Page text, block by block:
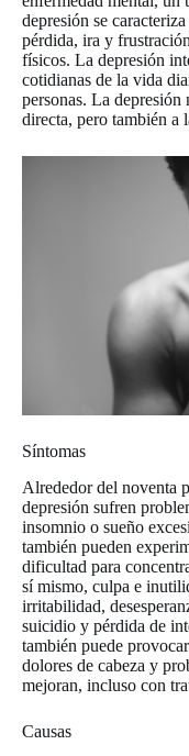
depresión se
pérdida, ira y
físicos. La depresión
cotidianas de la vida
personas. La depresión
directa, pero también a
Síntomas
Alrededor del noventa
depresión sufren
insomnio o sueño
también pueden
dificultad para
sí mismo, culpa e
irritabilidad,
suicidio y pérdida de
también puede
dolores de cabeza y
mejoran, incluso con
Causas